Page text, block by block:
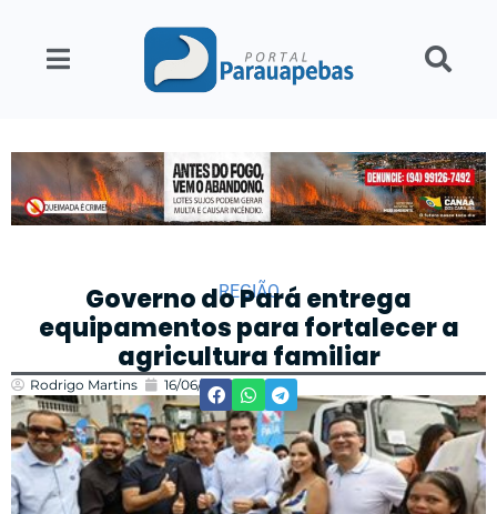
REGIÃO
Governo do Pará entrega
equipamentos para fortalecer a
agricultura familiar
Rodrigo Martins 16/06/2025 17:23